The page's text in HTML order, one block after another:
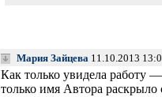
Мария Зайцева 11.10.2013
Как только увидела работу
только имя Автора